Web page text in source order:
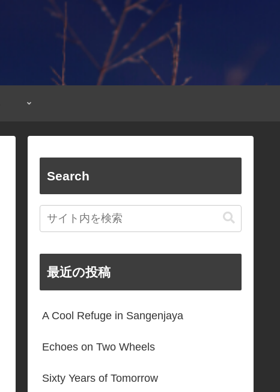
Search
最近の投稿
A Cool Refuge in Sangenjaya
Echoes on Two Wheels
Sixty Years of Tomorrow